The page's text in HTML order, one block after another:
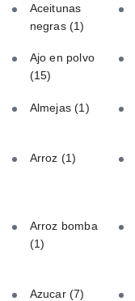
Aceitunas
negras (1)
Ajo en polvo
(15)
Almejas(1)
Arroz (1)
Arroz bomba
(1)
Azucar (7)